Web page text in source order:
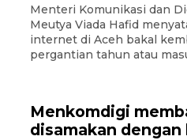
Menteri Komunikasi dan
Meutya Viada Hafid
internet di Aceh bakal
pergantian tahun atau
Menkomdigi
disamakan dengan